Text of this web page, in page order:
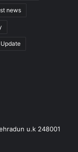
news
u.k 248001